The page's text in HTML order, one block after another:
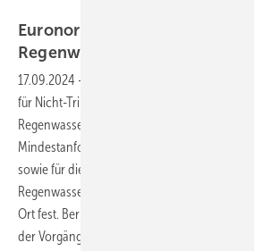
Euronorm zur Vor‑Ort‑Nutzung
Regenwasser
17.09.2024 -
für Nicht-Trinkwasser – Teil 1: Anlagen für die
Regenwasser“ in einer neuen Fassung
Mindest­anforderungen für die Planung und
sowie für die Kennzeichnung,
Regenwassernutzungsanlagen zur
Ort fest. Bernd Ishorst fasst die wesentlichen
der Vorgängerversion vom Juni 2018